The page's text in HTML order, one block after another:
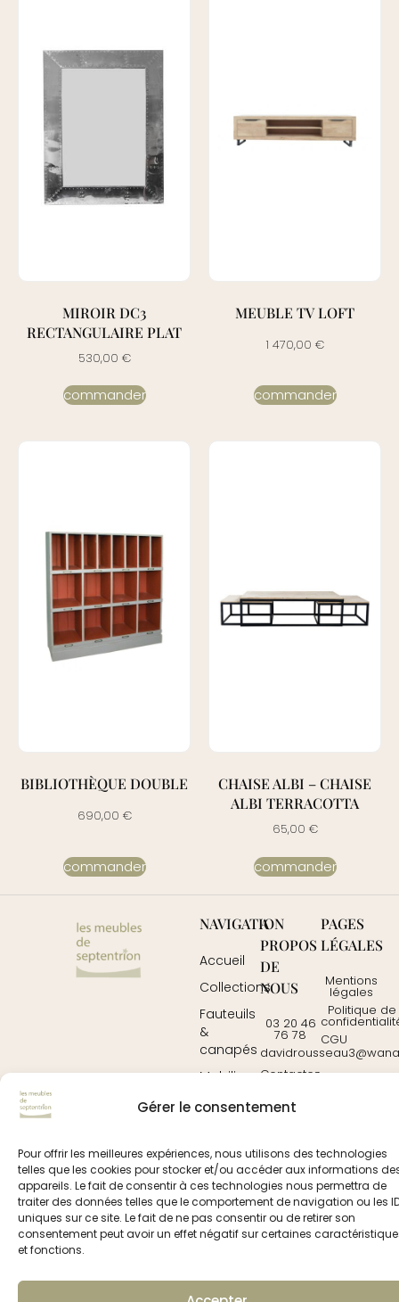
Gérer le consentement
Pour offrir les meilleures expériences, nous utilisons des technologies
telles que les cookies pour stocker et/ou accéder aux informations
appareils. Le fait de consentir à ces technologies nous permettra de
traiter des données telles que le comportement de navigation ou les
uniques sur ce site. Le fait de ne pas consentir ou de retirer son
consentement peut avoir un effet négatif sur certaines
et fonctions.
MIROIR DC3
RECTANGULAIRE PLAT
530,00 €
commander
MEUBLE TV LOFT
1 470,00 €
commander
BIBLIOTHÈQUE DOUBLE
690,00 €
commander
CHAISE ALBI – CHAISE
ALBI TERRACOTTA
65,00 €
commander
NAVIGATION
Accueil
Collections
Fauteuils
&
canapés
Mobilier
Tables
A
PROPOS
DE
NOUS
03 20 46
76 78
Contactez-
PAGES
LÉGALES
Mentions
légales
Politique de
CGU
© 2025prochedemoi.fr– tous droits réservés
mentions légales|politique de confidentialité|conditions
générales d’utilisation